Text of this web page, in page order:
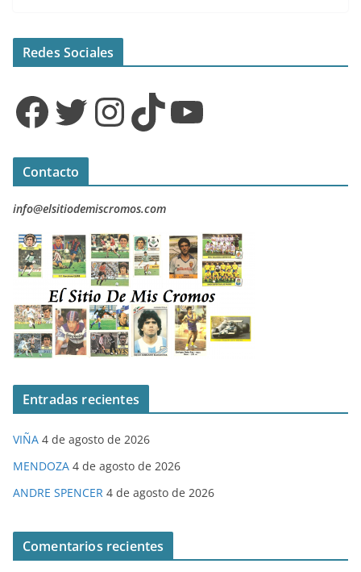
Redes Sociales
Facebook Twitter InstagramTikTok YouTube
Contacto
info@elsitiodemiscromos.com
Entradas recientes
VIÑA 4 de agosto de 2026
MENDOZA 4 de agosto de 2026
ANDRE SPENCER 4 de agosto de 2026
Comentarios recientes